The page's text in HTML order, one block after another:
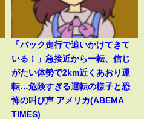
「バック走行で追いかけてきて
いる！」急接近から一転、信じ
がたい体勢で2km近くあおり運
転…危険すぎる運転の様子と恐
怖の叫び声 アメリカ(ABEMA
TIMES)